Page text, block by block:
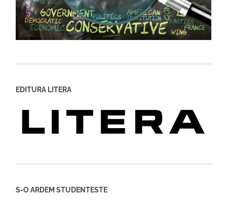
EDITURA LITERA
S-O ARDEM STUDENTESTE